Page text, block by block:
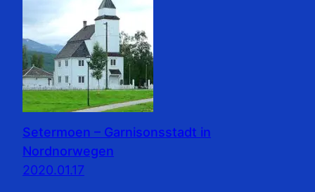
Setermoen – Garnisonsstadt in
Nordnorwegen
2020.01.17